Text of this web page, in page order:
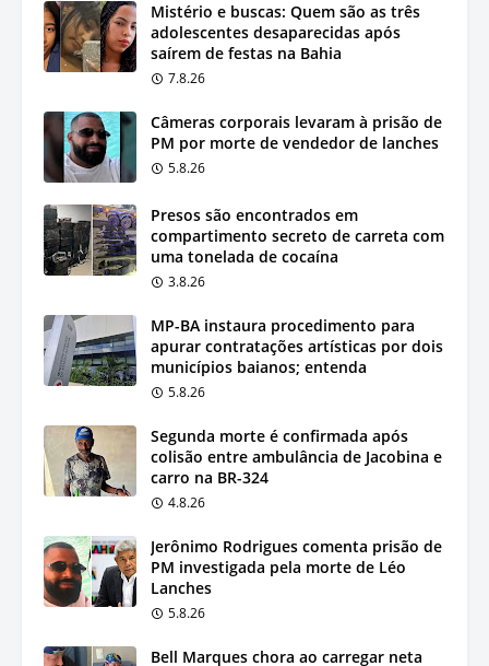
Mistério e buscas: Quem são as três
adolescentes desaparecidas após
saírem de festas na Bahia
7.8.26
Câmeras corporais levaram à prisão de
PM por morte de vendedor de lanches
5.8.26
Presos são encontrados em
compartimento secreto de carreta com
uma tonelada de cocaína
3.8.26
MP-BA instaura procedimento para
apurar contratações artísticas por dois
municípios baianos; entenda
5.8.26
Segunda morte é confirmada após
colisão entre ambulância de Jacobina e
carro na BR-324
4.8.26
Jerônimo Rodrigues comenta prisão de
PM investigada pela morte de Léo
Lanches
5.8.26
Bell Marques chora ao carregar neta